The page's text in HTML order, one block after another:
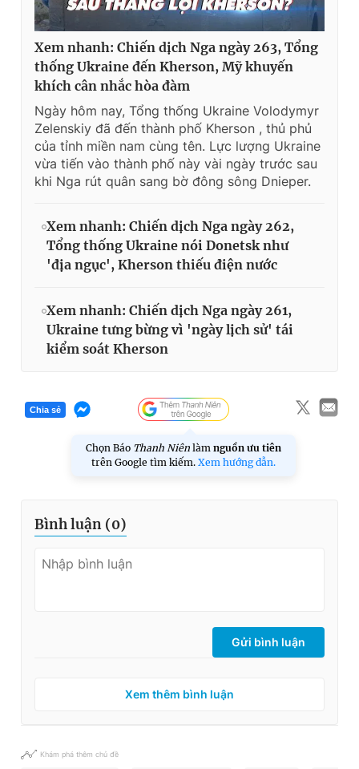
Xem nhanh: Chiến dịch Nga ngày 263, Tổng
thống Ukraine đến Kherson, Mỹ khuyến
khích cân nhắc hòa đàm
Ngày hôm nay, Tổng thống Ukraine Volodymyr
Zelenskiy đã đến thành phố Kherson , thủ phủ
của tỉnh miền nam cùng tên. Lực lượng Ukraine
vừa tiến vào thành phố này vài ngày trước sau
khi Nga rút quân sang bờ đông sông Dnieper.
Xem nhanh: Chiến dịch Nga ngày 262,
Tổng thống Ukraine nói Donetsk như
'địa ngục', Kherson thiếu điện nước
Xem nhanh: Chiến dịch Nga ngày 261,
Ukraine tưng bừng vì 'ngày lịch sử' tái
kiểm soát Kherson
Chia sẻ
Chọn Báo Thanh Niên làm nguồn ưu tiên
trên Google tìm kiếm. Xem hướng dẫn.
Bình luận (0)
Gửi bình luận
Xem thêm bình luận
Khám phá thêm chủ đề